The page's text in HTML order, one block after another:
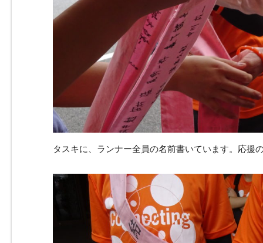
タスキに、ランナー全員の名前書いています。応援